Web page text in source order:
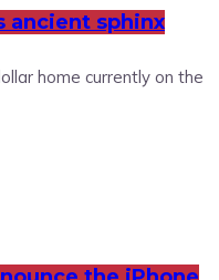
ancient sphinx
home currently on the